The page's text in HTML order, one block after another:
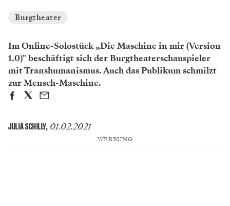
Burgtheater
Im Online-Solostück „Die Maschine in mir (Version
1.0)" beschäftigt sich der Burgtheaterschauspieler
mit Transhumanismus. Auch das Publikum schmilzt
zur Mensch-Maschine.
JULIA SCHILLY, 01.02.2021
WERBUNG